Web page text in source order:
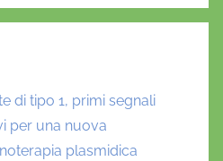
di tipo 1, primi segnali
per una nuova
plasmidica